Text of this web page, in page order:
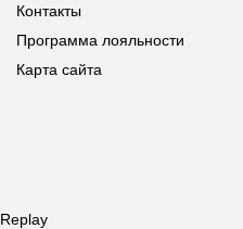
Контакты
Программа лояльности
Карта сайта
Replay